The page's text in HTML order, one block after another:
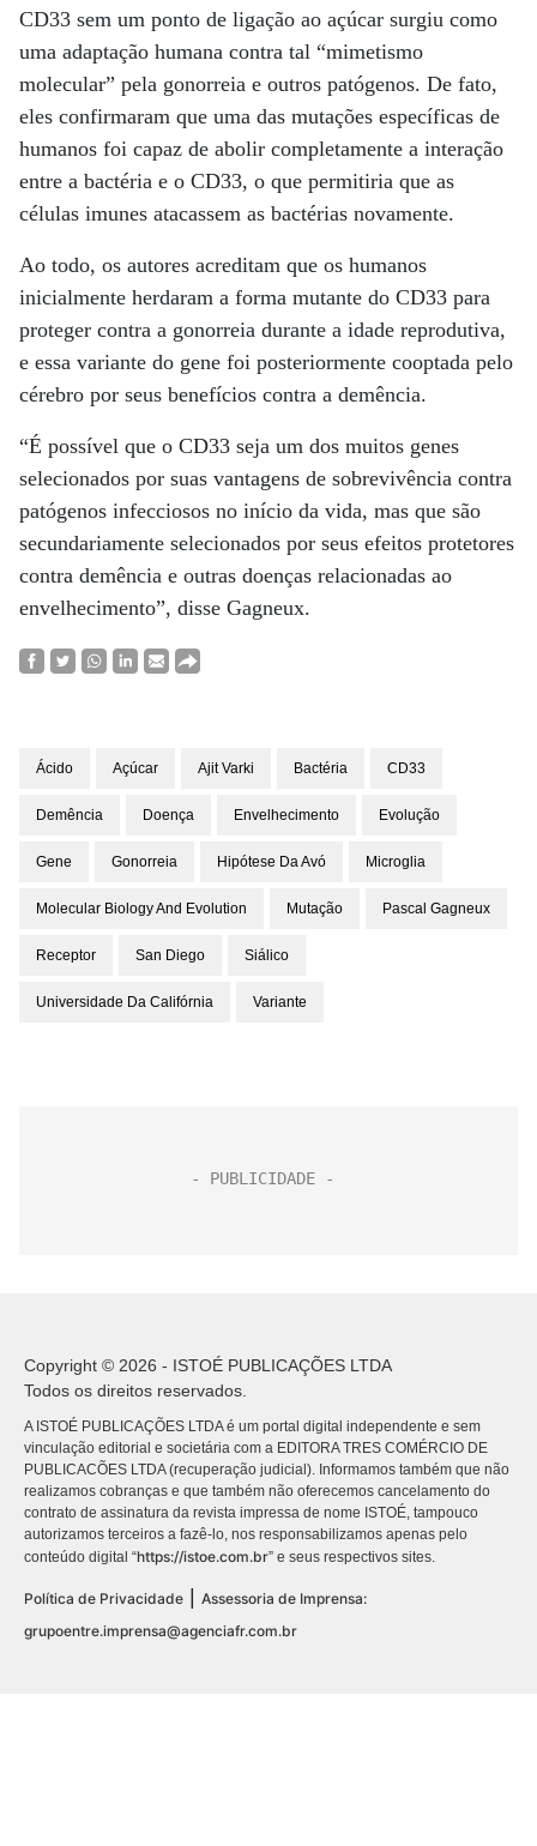
CD33 sem um ponto de ligação ao açúcar surgiu como
uma adaptação humana contra tal “mimetismo
molecular” pela gonorreia e outros patógenos. De fato,
eles confirmaram que uma das mutações específicas de
humanos foi capaz de abolir completamente a interação
entre a bactéria e o CD33, o que permitiria que as
células imunes atacassem as bactérias novamente.
Ao todo, os autores acreditam que os humanos
inicialmente herdaram a forma mutante do CD33 para
proteger contra a gonorreia durante a idade reprodutiva,
e essa variante do gene foi posteriormente cooptada pelo
cérebro por seus benefícios contra a demência.
“É possível que o CD33 seja um dos muitos genes
selecionados por suas vantagens de sobrevivência contra
patógenos infecciosos no início da vida, mas que são
secundariamente selecionados por seus efeitos protetores
contra demência e outras doenças relacionadas ao
envelhecimento”, disse Gagneux.
Ácido Açúcar Ajit Varki Bactéria CD33
Demência Doença Envelhecimento Evolução
Gene Gonorreia Hipótese Da Avó Microglia
Molecular Biology And Evolution Mutação Pascal Gagneux
Receptor San Diego Siálico
Universidade Da Califórnia Variante
Copyright © 2026 - ISTOÉ PUBLICAÇÕES LTDA
Todos os direitos reservados.
A ISTOÉ PUBLICAÇÕES LTDA é um portal digital independente e sem
vinculação editorial e societária com a EDITORA TRES COMÉRCIO DE
PUBLICACÕES LTDA (recuperação judicial). Informamos também que não
realizamos cobranças e que também não oferecemos cancelamento do
contrato de assinatura da revista impressa de nome ISTOÉ, tampouco
autorizamos terceiros a fazê-lo, nos responsabilizamos apenas pelo
conteúdo digital “https://istoe.com.br” e seus respectivos sites.
Política de Privacidade
Assessoria de Imprensa:
grupoentre.imprensa@agenciafr.com.br